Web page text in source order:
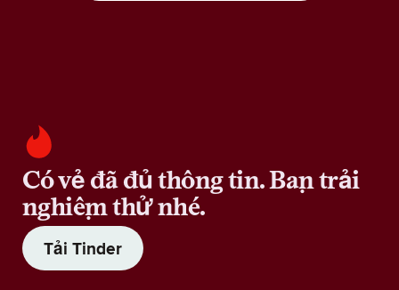
Có vẻ đã đủ thông tin. Bạn trải
nghiệm thử nhé.
Tải Tinder